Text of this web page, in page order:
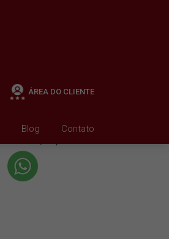
Blog Contato
ÁREA DO CLIENTE
+ Condomínio R$0,00